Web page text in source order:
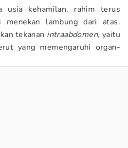
usia kehamilan, rahim terus
menekan lambung dari atas.
tekanan intraabdomen, yaitu
yang memengaruhi organ-